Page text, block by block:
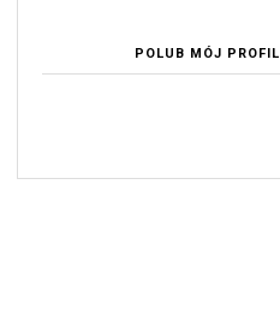
POLUB MÓJ PROFIL